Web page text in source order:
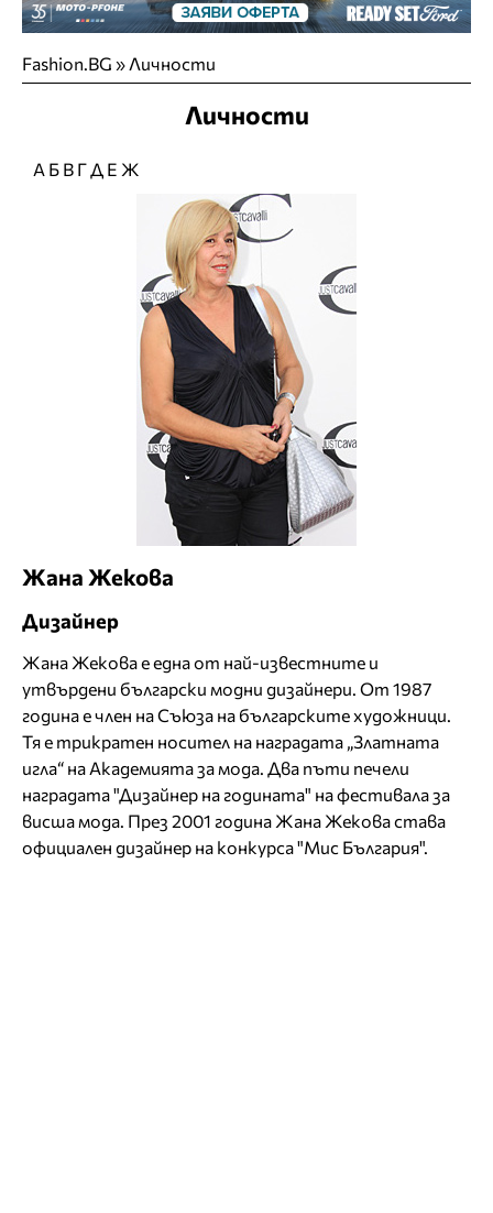
Fashion.BG » Личности
Личности
А Б В ГД Е Ж
Жана Жекова
Дизайнер
Жана Жекова е една от най-известните и
утвърдени български модни дизайнери. От 1987
година е член на Съюза на българските художници.
Тя е трикратен носител на наградата „Златната
игла“ на Академията за мода. Два пъти печели
наградата "Дизайнер на годината" на фестивала за
висша мода. През 2001 година Жана Жекова става
официален дизайнер на конкурса "Мис България".